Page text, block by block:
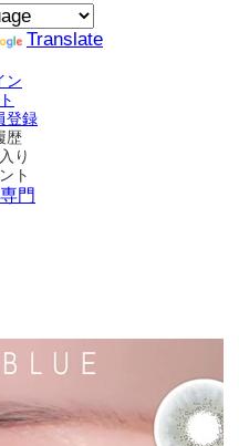
Translate
ン
登録
歴
り
ト
門